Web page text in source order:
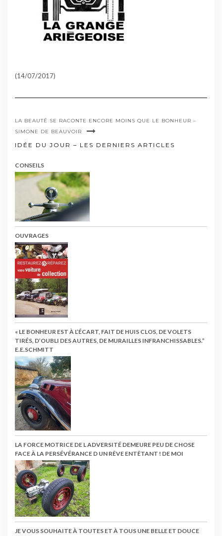
(14/07/2017)
LA BEAUTÉ SE RACONTE ENCORE MOINS QUE LE BONHEUR –
SIMONE DE BEAUVOIR
IDÉE DU JOUR – LES DERNIERS ARTICLES
CONSEILS
OUVRAGES
« LE BONHEUR EST À L’ÉCART, FAIT DE HUIS CLOS, DE VOLETS
TIRÉS, D’OUBLI DES AUTRES, DE MURAILLES INFRANCHISSABLES.”
E.E.SCHMITT
LA FORCE MOTRICE DE L ADVERSITÉ DEMEURE PEU DE CHOSE
FACE À LA PERSÉVÉRANCE D UN RÊVE ENTÊTANT ! DE MOI
JE VOUS SOUHAITE À TOUTES ET À TOUS UNE BELLE ET DOUCE